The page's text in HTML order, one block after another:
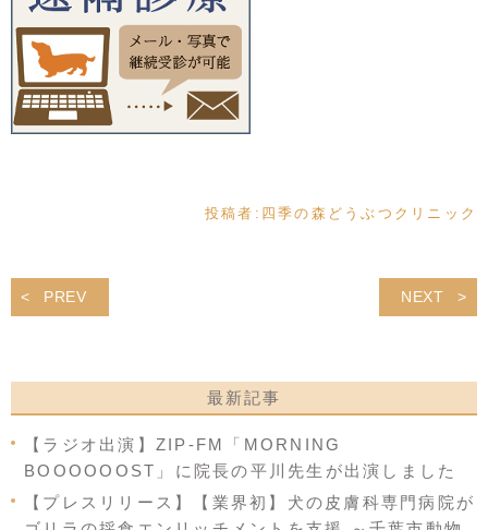
投稿者: 四季の森どうぶつクリニック
PREV NEXT
最新記事
【ラジオ出演】ZIP-FM「MORNING
BOOOOOOST」に院長の平川先生が出演しました
【プレスリリース】【業界初】犬の皮膚科専門病院が